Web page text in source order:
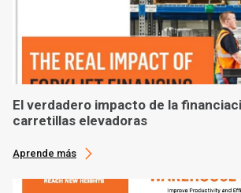
El verdadero impacto de la
carretillas elevadoras
Aprende más